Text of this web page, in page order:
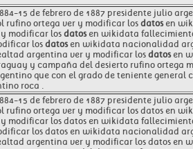
15 de febrero de 1887 presidente julio
rufino ortega ver y modificar losdatosen
modificar losdatosen wikidata
los datosen wikidata nacionalidad
argentina ver y modificar los datosen
y campaña del desierto rufino ortega
que con el grado de teniente general
roca .
15 de febrero de 1887 presidente julio
rufino ortega ver y modificar los datos en
modificar los datos en wikidata
los datos en wikidata nacionalidad
argentina ver y modificar los datos en